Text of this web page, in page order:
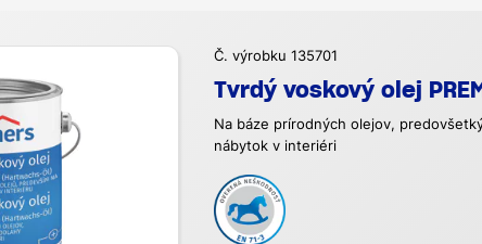
Č. výrobku 135701
Tvrdý voskový olej
Na báze prírodných olejov,
nábytok v interiéri